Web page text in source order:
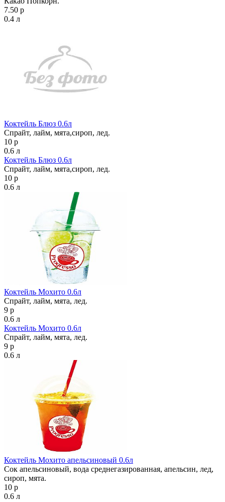
7.50 р
0.4 л
Коктейль Блюз 0.6л
Спрайт, лайм, мята,сироп, лед.
10 р
0.6 л
Коктейль Блюз 0.6л
Спрайт, лайм, мята,сироп, лед.
10 р
0.6 л
Коктейль Мохито 0.6л
Спрайт, лайм, мята, лед.
9 р
0.6 л
Коктейль Мохито 0.6л
Спрайт, лайм, мята, лед.
9 р
0.6 л
Коктейль Мохито апельсиновый 0.6л
Сок апельсиновый, вода среднегазированная, апельсин, лед,
сироп, мята.
10 р
0.6 л